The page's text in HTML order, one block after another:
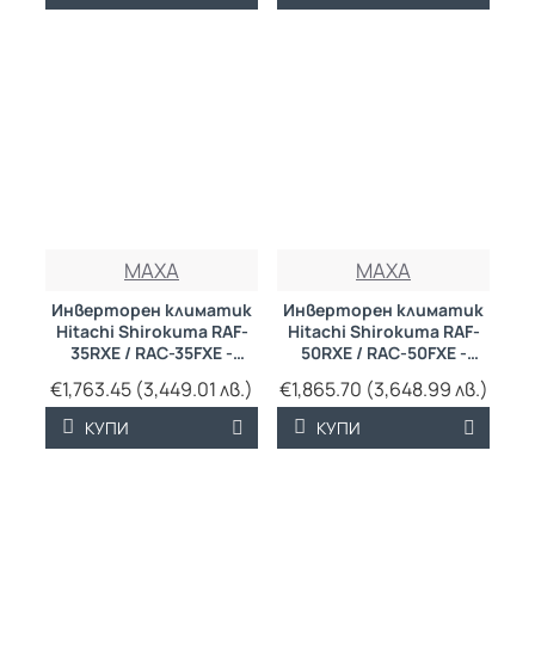
MAXA
Инверторен климатик
Hitachi Shirokuma RAF-
35RXE / RAC-35FXE -
подов тип
€1,763.45 (3,449.01 лв.)
КУПИ
MAXA
Инверторен климатик
Hitachi Shirokuma RAF-
50RXE / RAC-50FXE -
подов тип
€1,865.70 (3,648.99 лв.)
КУПИ